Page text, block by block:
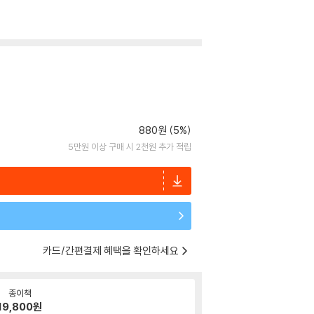
880원 (5%)
5만원 이상 구매 시 2천원 추가 적립
카드/간편결제 혜택을 확인하세요
종이책
원